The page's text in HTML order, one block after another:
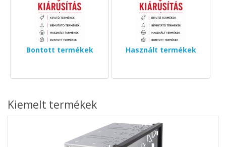
Bontott termékek Használt termékek
Kiemelt termékek